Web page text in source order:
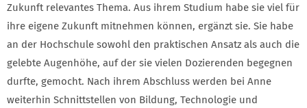
Zukunft relevantes Thema. Aus ihrem Studium habe sie viel für
ihre eigene Zukunft mitnehmen können, ergänzt sie. Sie habe
an der Hochschule sowohl den praktischen Ansatz als auch die
gelebte Augenhöhe, auf der sie vielen Dozierenden begegnen
durfte, gemocht. Nach ihrem Abschluss werden bei Anne
weiterhin Schnittstellen von Bildung, Technologie und